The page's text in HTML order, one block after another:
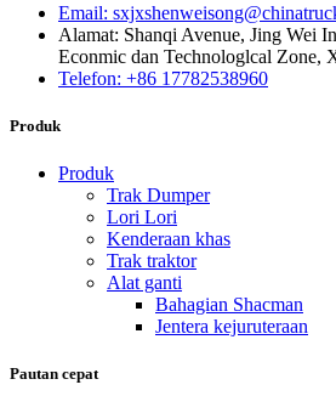
Email:
Alamat: Shanqi Avenue, Jing Wei
Econmic dan Technologlcal Zone,
Telefon: +86 17782538960
Produk
Produk
Trak Dumper
Lori Lori
Kenderaan khas
Trak traktor
Alat ganti
Bahagian Shacman
Jentera kejuruteraan
Pautan cepat